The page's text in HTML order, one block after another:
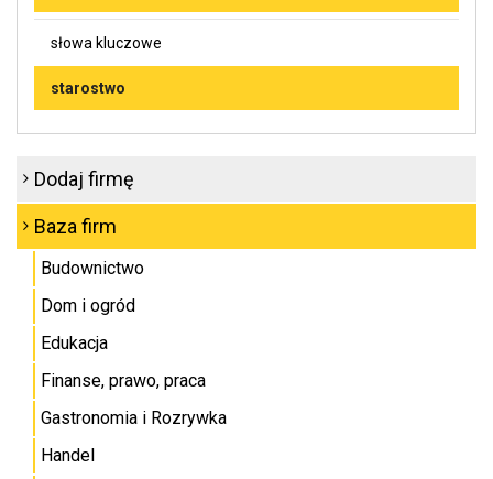
słowa kluczowe
starostwo
Dodaj firmę
Baza firm
Budownictwo
Dom i ogród
Edukacja
Finanse, prawo, praca
Gastronomia i Rozrywka
Handel